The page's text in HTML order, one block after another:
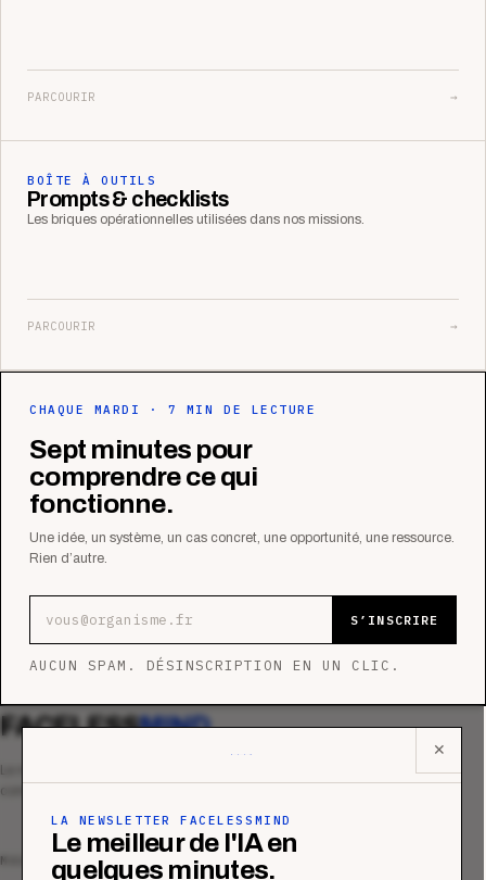
PARCOURIR →
BOÎTE À OUTILS
Prompts & checklists
Les briques opérationnelles utilisées dans nos missions.
PARCOURIR →
CHAQUE MARDI · 7 MIN DE LECTURE
Sept minutes pour
comprendre ce qui
fonctionne.
Une idée, un système, un cas concret, une opportunité, une ressource.
Rien d’autre.
S’INSCRIRE
AUCUN SPAM. DÉSINSCRIPTION EN UN CLIC.
✕
LA NEWSLETTER FACELESSMIND
Le meilleur de l'IA en
quelques minutes.
FACELESSMIND
Le média qui mesurent la performance
commerciale des organismes de formation.
MAGAZINE